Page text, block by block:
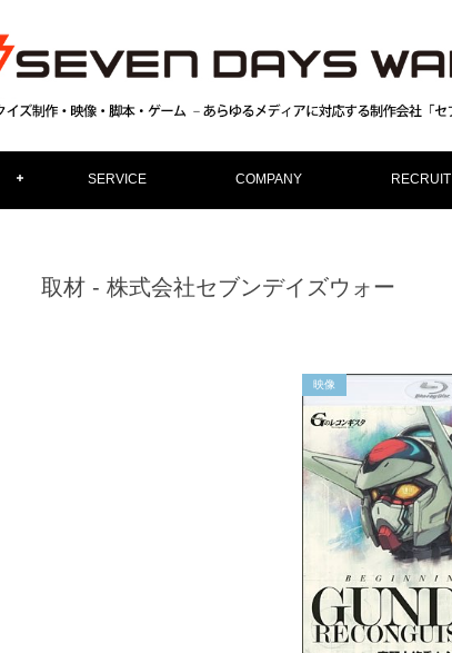
SERVICE COMPANY RECRUIT
取材 - 株式会社セブンデイズウォー
映像